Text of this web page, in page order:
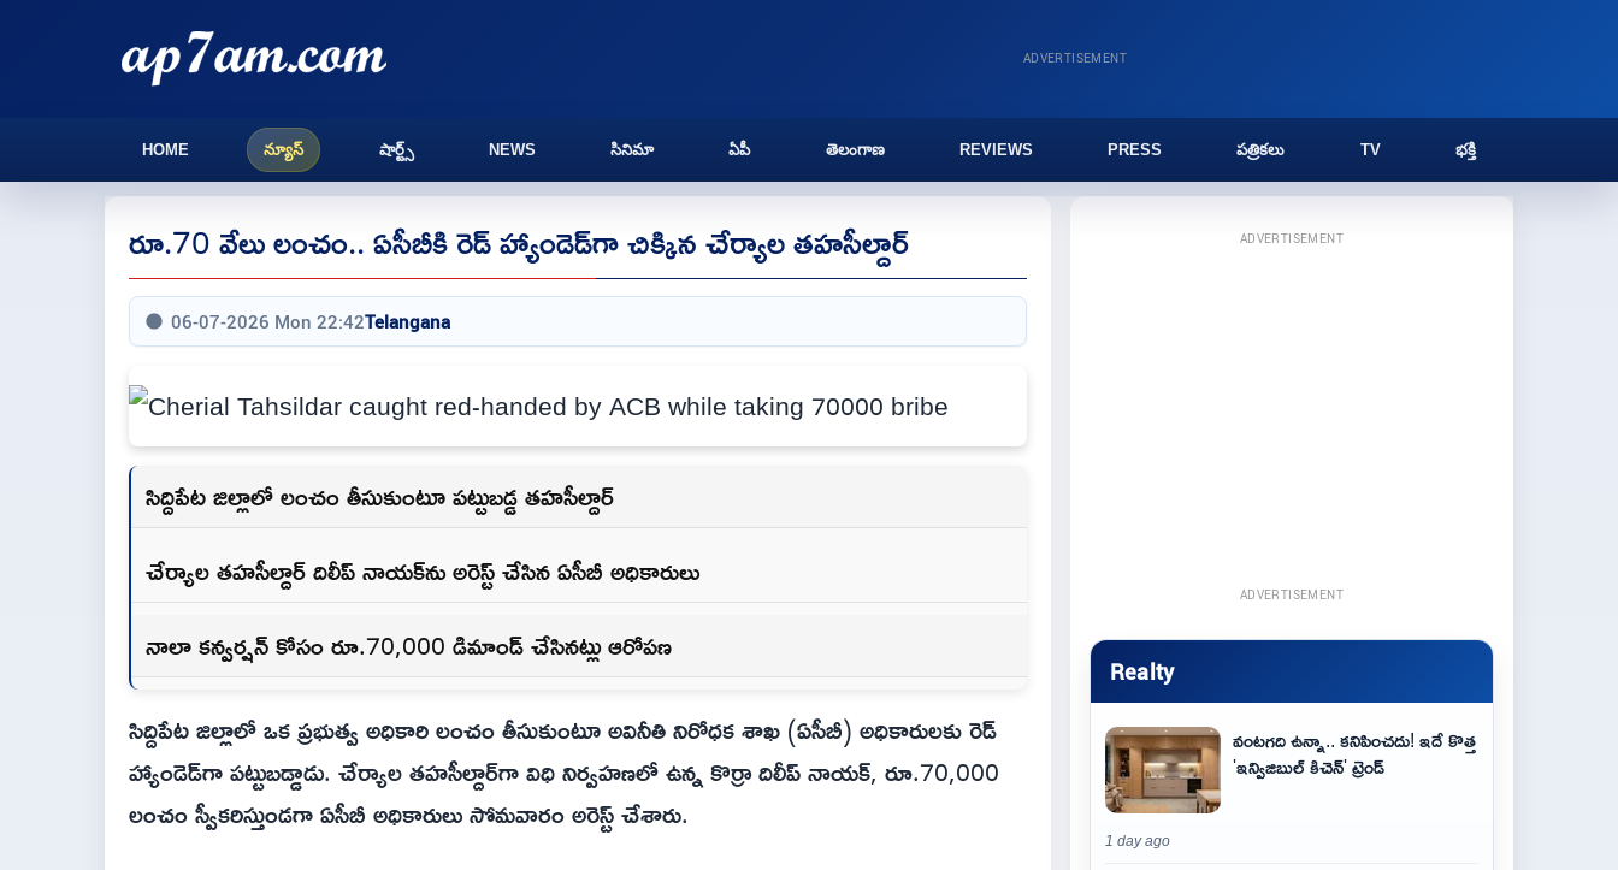
ADVERTISEMENT
HOME న్యూస్ షార్ట్స్ NEWS సినిమా ఏపీ తెలంగాణ REVIEWS PRESS పత్రికలు TV భక్తి
రూ.70 వేలు లంచం.. ఏసీబీకి రెడ్ హ్యాండెడ్‌గా చిక్కిన చేర్యాల తహసీల్దార్
06-07-2026 Mon 22:42Telangana
సిద్దిపేట జిల్లాలో లంచం తీసుకుంటూ పట్టుబడ్డ తహసీల్దార్
చేర్యాల తహసీల్దార్ దిలీప్ నాయక్‌ను అరెస్ట్ చేసిన ఏసీబీ అధికారులు
నాలా కన్వర్షన్ కోసం రూ.70,000 డిమాండ్ చేసినట్లు ఆరోపణ
సిద్దిపేట జిల్లాలో ఒక ప్రభుత్వ అధికారి లంచం తీసుకుంటూ అవినీతి నిరోధక శాఖ (ఏసీబీ) అధికారులకు రెడ్
హ్యాండెడ్‌గా పట్టుబడ్డాడు. చేర్యాల తహసీల్దార్‌గా విధి నిర్వహణలో ఉన్న కొర్రా దిలీప్ నాయక్, రూ.70,000
లంచం స్వీకరిస్తుండగా ఏసీబీ అధికారులు సోమవారం అరెస్ట్ చేశారు.
ADVERTISEMENT
ADVERTISEMENT
Realty
వంటగది ఉన్నా.. కనిపించదు! ఇదే కొత్త
'ఇన్విజిబుల్ కిచెన్' ట్రెండ్
1 day ago